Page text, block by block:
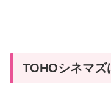
TOHOシネマズ